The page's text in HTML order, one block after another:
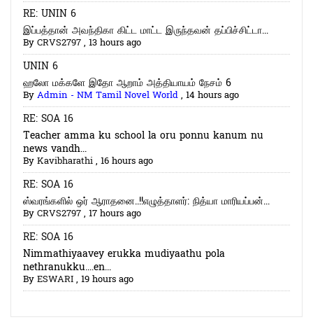
RE: UNIN 6
இப்பத்தான் அவந்திகா கிட்ட மாட்ட இருந்தவன் தப்பிச்சிட்டா...
ByCRVS2797, 13 hours ago
UNIN 6
ஹலோ மக்களே இதோ ஆறாம் அத்தியாயம் நேசம் 6
ByAdmin - NM Tamil Novel World, 14 hours ago
RE: SOA 16
Teacher amma ku school la oru ponnu kanum nu
news vandh...
ByKavibharathi, 16 hours ago
RE: SOA 16
ஸ்வரங்களில் ஒர் ஆராதனை..!!எழுத்தாளர்: நித்யா மாரியப்பன்...
ByCRVS2797, 17 hours ago
RE: SOA 16
Nimmathiyaavey erukka mudiyaathu pola
nethranukku....en...
ByESWARI, 19 hours ago